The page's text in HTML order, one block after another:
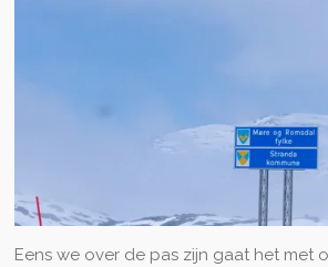
Eens we over de pas zijn gaat het met